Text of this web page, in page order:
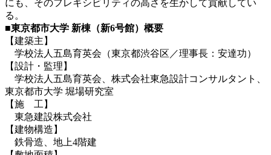
にも、そのフレキシビリティの高さを生かして貢献してい
る。
■東京都市大学 新棟（新6号館）概要
【建築主】
学校法人五島育英会（東京都渋谷区／理事長：安達功）
【設計・監理】
学校法人五島育英会、株式会社東急設計コンサルタント、
東京都市大学 堀場研究室
【施 工】
東急建設株式会社
【建物構造】
鉄骨造、地上4階建